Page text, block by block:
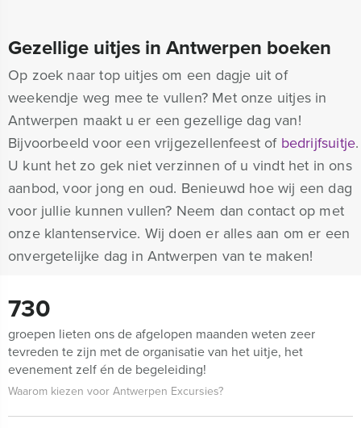
Gezellige uitjes in Antwerpen boeken
Op zoek naar top uitjes om een dagje uit of
weekendje weg mee te vullen? Met onze uitjes in
Antwerpen maakt u er een gezellige dag van!
Bijvoorbeeld voor een vrijgezellenfeest of bedrijfsuitje.
U kunt het zo gek niet verzinnen of u vindt het in ons
aanbod, voor jong en oud. Benieuwd hoe wij een dag
voor jullie kunnen vullen? Neem dan contact op met
onze klantenservice. Wij doen er alles aan om er een
onvergetelijke dag in Antwerpen van te maken!
730
groepen lieten ons de afgelopen maanden weten zeer
tevreden te zijn met de organisatie van het uitje, het
evenement zelf én de begeleiding!
Waarom kiezen voor Antwerpen Excursies?